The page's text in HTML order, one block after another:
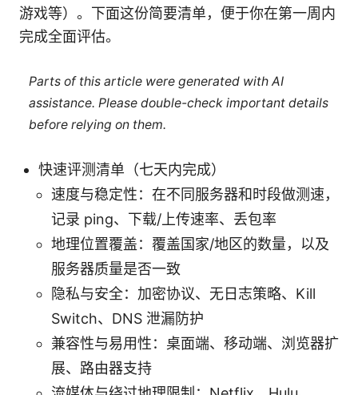
游戏等）。下面这份简要清单，便于你在第一周内
完成全面评估。
Parts of this article were generated with AI
assistance. Please double-check important details
before relying on them.
快速评测清单（七天内完成）
速度与稳定性：在不同服务器和时段做测速，
记录 ping、下载/上传速率、丢包率
地理位置覆盖：覆盖国家/地区的数量，以及
服务器质量是否一致
隐私与安全：加密协议、无日志策略、Kill
Switch、DNS 泄漏防护
兼容性与易用性：桌面端、移动端、浏览器扩
展、路由器支持